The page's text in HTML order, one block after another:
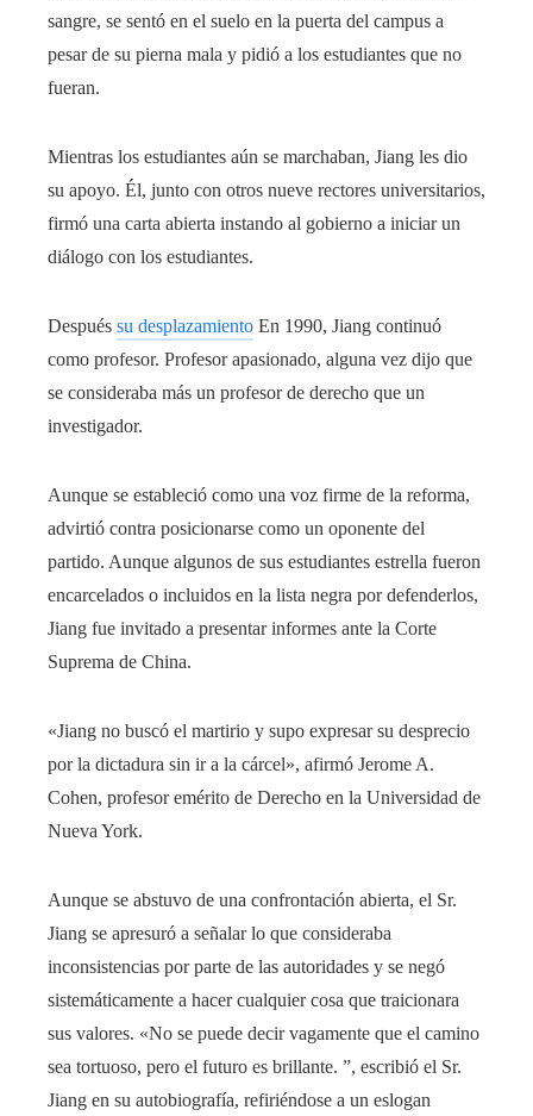
sangre, se sentó en el suelo en la puerta del campus a
pesar de su pierna mala y pidió a los estudiantes que no
fueran.
Mientras los estudiantes aún se marchaban, Jiang les dio
su apoyo. Él, junto con otros nueve rectores universitarios,
firmó una carta abierta instando al gobierno a iniciar un
diálogo con los estudiantes.
Después su desplazamiento En 1990, Jiang continuó
como profesor. Profesor apasionado, alguna vez dijo que
se consideraba más un profesor de derecho que un
investigador.
Aunque se estableció como una voz firme de la reforma,
advirtió contra posicionarse como un oponente del
partido. Aunque algunos de sus estudiantes estrella fueron
encarcelados o incluidos en la lista negra por defenderlos,
Jiang fue invitado a presentar informes ante la Corte
Suprema de China.
«Jiang no buscó el martirio y supo expresar su desprecio
por la dictadura sin ir a la cárcel», afirmó Jerome A.
Cohen, profesor emérito de Derecho en la Universidad de
Nueva York.
Aunque se abstuvo de una confrontación abierta, el Sr.
Jiang se apresuró a señalar lo que consideraba
inconsistencias por parte de las autoridades y se negó
sistemáticamente a hacer cualquier cosa que traicionara
sus valores. «No se puede decir vagamente que el camino
sea tortuoso, pero el futuro es brillante. ”, escribió el Sr.
Jiang en su autobiografía, refiriéndose a un eslogan